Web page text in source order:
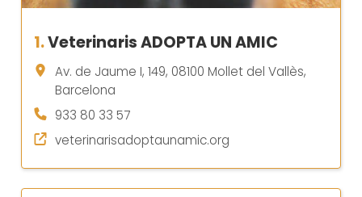
1.Veterinaris ADOPTA UN AMIC
Av. de Jaume I, 149, 08100 Mollet del Vallès,
Barcelona
933 80 33 57
veterinarisadoptaunamic.org